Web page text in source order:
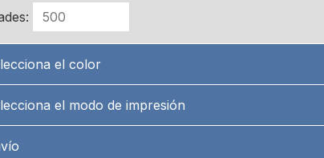
el color
el modo de impresión